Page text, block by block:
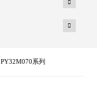
PY32M070系列